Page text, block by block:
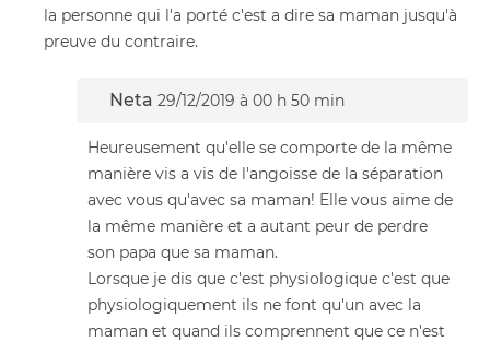
la personne qui l'a porté c'est a dire sa maman jusqu'à
preuve du contraire.
Neta 29/12/2019 à 00 h 50 min
Heureusement qu'elle se comporte de la même
manière vis a vis de l'angoisse de la séparation
avec vous qu'avec sa maman! Elle vous aime de
la même manière et a autant peur de perdre
son papa que sa maman.
Lorsque je dis que c'est physiologique c'est que
physiologiquement ils ne font qu'un avec la
maman et quand ils comprennent que ce n'est